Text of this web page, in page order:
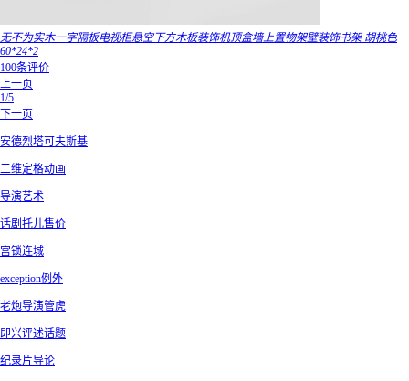
无不为实木一字隔板电视柜悬空下方木板装饰机顶盒墙上置物架壁装饰书架 胡桃色
60*24*2
100条评价
上一页
1/5
下一页
安德烈塔可夫斯基
二维定格动画
导演艺术
话剧托儿售价
宫锁连城
exception例外
老炮导演管虎
即兴评述话题
纪录片导论